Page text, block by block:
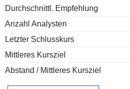
Durchschnittl. Empfehlung
Anzahl Analysten
Letzter Schlusskurs
Mittleres Kursziel
Abstand / Mittleres Kursziel